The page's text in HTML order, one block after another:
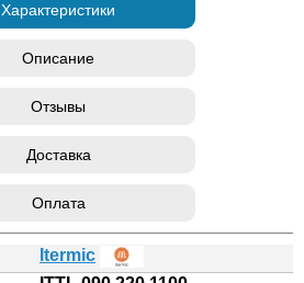
Характеристики
Описание
Отзывы
Доставка
Оплата
Itermic